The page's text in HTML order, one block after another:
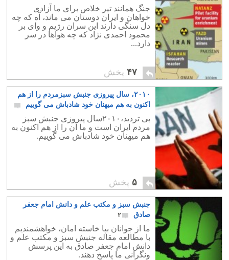
جنگ همانند تیر خلاص برای ما آزادی
خواهان و ایران دوستان می ماند، آه که چه
دل سنگی دارند این سران رژیم و وای بر
محمود احمدی نژاد که چه هواها در سر
دارد...
۴۷ پخش
۲۰۱۰، سال پیروزی جنبش سبزمردم را از هم
اکنون به هم میهنان خود شادباش می گوییم
بی تردید،۲۰۱۰سال پیروزی جنبش سبز
مردم ایران است و ما آن را از هم اکنون به
هم میهنان خود شادباش می گوییم.
۵ پخش
جنبش سبز و مکتب علم و دانش امام جعفر
صادق
۲
ما از جوانان بپا خاسته امان، خواهشمندیم
با مطالعه مقاله جنبش سبز و مکتب علم و
دانش امام جعفر صادق به این پرسش
ونگرانی ما پاسخ دهند.